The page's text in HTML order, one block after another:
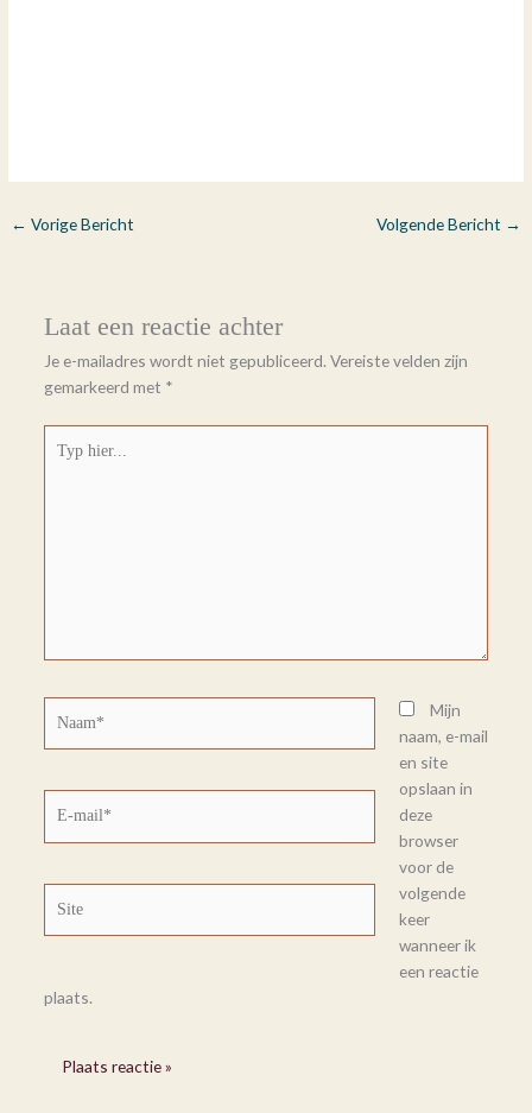
← Vorige Bericht Volgende Bericht →
Laat een reactie achter
Je e-mailadres wordt niet gepubliceerd. Vereiste velden zijn
gemarkeerd met *
hier...
mail*
Mijn
naam, e-mail
en site
opslaan in
deze
browser
voor de
volgende
keer
wanneer ik
een reactie
plaats.